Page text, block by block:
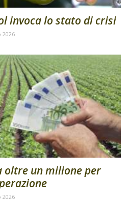
invoca lo stato di crisi
2026
oltre un milione per
2026